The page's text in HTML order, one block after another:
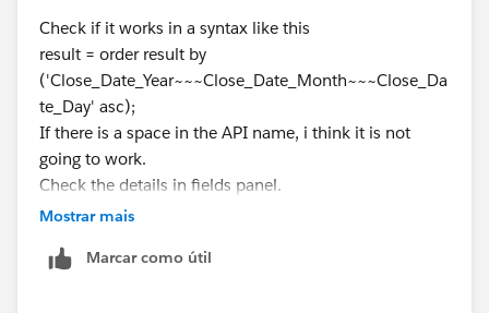
Check if it works in a syntax like this
result = order result by
('Close_Date_Year~~~Close_Date_Month~~~Close_Da
te_Day' asc);
If there is a space in the API name, i think it is not
going to work.
Check the details in fields panel.
Mostrar mais
Marcar como útil